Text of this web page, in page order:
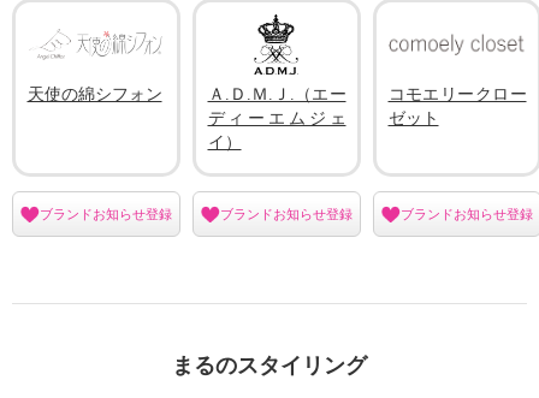
天使の綿シフォン
ブランドお知らせ登録
Ａ.Ｄ.Ｍ.Ｊ.（エー
ディーエムジェ
イ）
ブランドお知らせ登録
コモエリークロー
ゼット
ブランドお知らせ登録
まるのスタイリング